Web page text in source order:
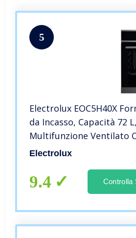
5
Electrolux EOC5H40X
da Incasso, Capacità 72 L,
Multifunzione Ventilato
Vapore, Potenza 2780 W,
Electrolux
9.4 Controlla